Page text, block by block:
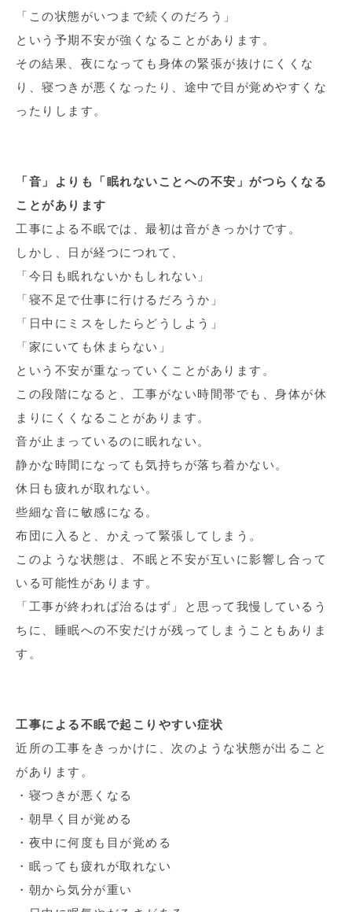
「この状態がいつまで続くのだろう」
という予期不安が強くなることがあります。
その結果、夜になっても身体の緊張が抜けにくくな
り、寝つきが悪くなったり、途中で目が覚めやすくな
ったりします。
「音」よりも「眠れないことへの不安」がつらくなる
ことがあります
工事による不眠では、最初は音がきっかけです。
しかし、日が経つにつれて、
「今日も眠れないかもしれない」
「寝不足で仕事に行けるだろうか」
「日中にミスをしたらどうしよう」
「家にいても休まらない」
という不安が重なっていくことがあります。
この段階になると、工事がない時間帯でも、身体が休
まりにくくなることがあります。
音が止まっているのに眠れない。
静かな時間になっても気持ちが落ち着かない。
休日も疲れが取れない。
些細な音に敏感になる。
布団に入ると、かえって緊張してしまう。
このような状態は、不眠と不安が互いに影響し合って
いる可能性があります。
「工事が終われば治るはず」と思って我慢しているう
ちに、睡眠への不安だけが残ってしまうこともありま
す。
工事による不眠で起こりやすい症状
近所の工事をきっかけに、次のような状態が出ること
があります。
・寝つきが悪くなる
・朝早く目が覚める
・夜中に何度も目が覚める
・眠っても疲れが取れない
・朝から気分が重い